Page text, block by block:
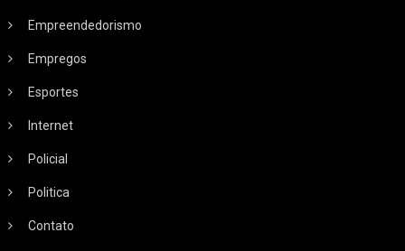
Empreendedorismo
Empregos
Esportes
Internet
Policial
Politica
Contato